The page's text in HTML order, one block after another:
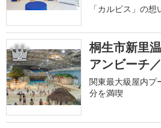
「カルピス」の
2
桐生市新里
アンビーチ
関東最大級屋内プ
分を満喫